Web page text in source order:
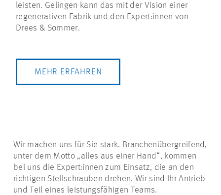
leisten. Gelingen kann das mit der Vision einer
regenerativen Fabrik und den Expert:innen von
Drees & Sommer.
MEHR ERFAHREN
Wir machen uns für Sie stark. Branchenübergreifend,
unter dem Motto „alles aus einer Hand“, kommen
bei uns die Expert:innen zum Einsatz, die an den
richtigen Stellschrauben drehen. Wir sind Ihr Antrieb
und Teil eines leistungsfähigen Teams.